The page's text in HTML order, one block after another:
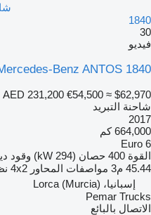
1840
30
فيديو
Benz ANTOS 1840
AED 231,200 €54,500 ≈ $62,970
شاحنة التبريد
2017
664,000 كم
Euro 6
القوة 400 حصان (294 kW) وقود
45.44 م3
مواصفات المحاور 4x2
إسبانيا، Lorca (Murcia)
Pemar Trucks
الاتصال بالبائع